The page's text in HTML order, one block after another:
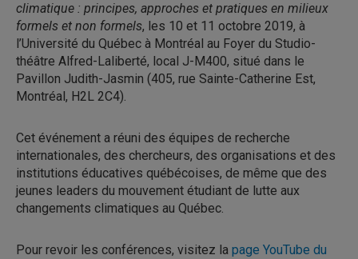
climatique : principes, approches et pratiques en milieux
formels et non formels, les 10 et 11 octobre 2019, à
l’Université du Québec à Montréal au Foyer du Studio-
théâtre Alfred-Laliberté, local J-M400, situé dans le
Pavillon Judith-Jasmin (405, rue Sainte-Catherine Est,
Montréal, H2L 2C4).
Cet événement a réuni des équipes de recherche
internationales, des chercheurs, des organisations et des
institutions éducatives québécoises, de même que des
jeunes leaders du mouvement étudiant de lutte aux
changements climatiques au Québec.
Pour revoir les conférences, visitez la page YouTube du